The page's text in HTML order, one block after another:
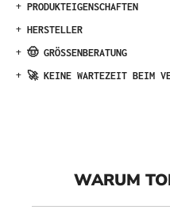
+ PRODUKTEIGENSCHAFTEN
+ HERSTELLER
+ 🤠 GRÖSSENBERATUNG
+ 🚀 KEINE WARTEZEIT BEIM
WARUM